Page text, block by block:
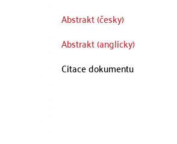
Abstrakt (česky)
Abstrakt (anglicky)
Citace dokumentu